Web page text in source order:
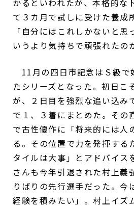
かるといわれたが、本格的な
て３カ月で試しに受けた養成
「自分にはこれしかないと思
いうより気持ちで頑張れたの
11月の四日市記念はＳ級で
たシリーズとなった。初日こ
が、２日目を強烈な追い込み
で１、３着にまとめた。その
で古性優作に「将来的には人
る。その位置で力を発揮する
タイルは大事」とアドバイス
さんも今年引退された村上義
りばりの先行選手だった。今
経験を積みたい」。村上イズ